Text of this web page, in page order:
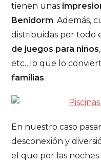
tienen unas
Benidorm. Además,
distribuidas por todo
de juegos para niños
etc., lo que lo
familias.
En nuestro caso
desconexión y
el que por las noches